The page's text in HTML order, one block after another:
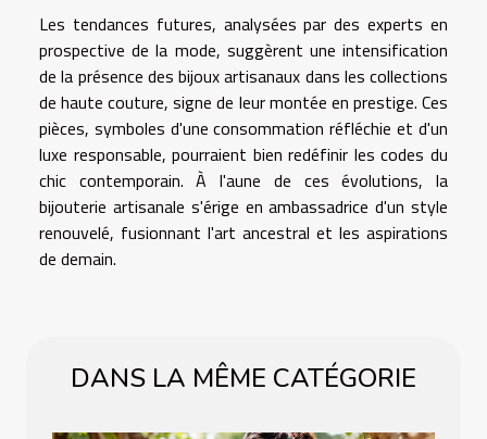
Les tendances futures, analysées par des experts en
prospective de la mode, suggèrent une intensification
de la présence des bijoux artisanaux dans les collections
de haute couture, signe de leur montée en prestige. Ces
pièces, symboles d'une consommation réfléchie et d'un
luxe responsable, pourraient bien redéfinir les codes du
chic contemporain. À l'aune de ces évolutions, la
bijouterie artisanale s'érige en ambassadrice d'un style
renouvelé, fusionnant l'art ancestral et les aspirations
de demain.
DANS LA MÊME CATÉGORIE